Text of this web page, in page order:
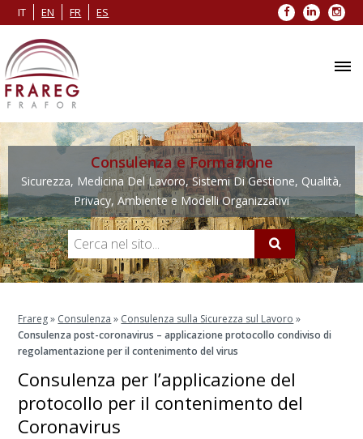
IT EN FR ES Facebook
LinkedIn
Consulenza e Formazione
Sicurezza, Medicina Del Lavoro, Sistemi Di Gestione, Qualità,
Privacy, Ambiente e Modelli Organizzativi
Frareg» Consulenza » Consulenza sulla Sicurezza sul Lavoro »
Consulenza post-coronavirus – applicazione protocollo condiviso di
regolamentazione per il contenimento del virus
Consulenza per l’applicazione del
protocollo per il contenimento del
Coronavirus